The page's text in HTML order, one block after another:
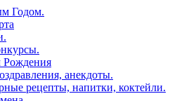
Годом.
Рождения
анекдоты.
рецепты, напитки, коктейли.